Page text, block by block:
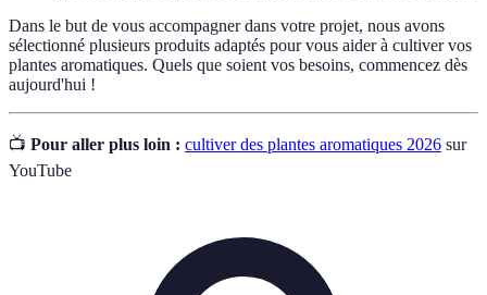
Dans le but de vous accompagner dans votre projet, nous avons
sélectionné plusieurs produits adaptés pour vous aider à cultiver vos
plantes aromatiques. Quels que soient vos besoins, commencez dès
aujourd'hui !
📺 Pour aller plus loin : cultiver des plantes aromatiques 2026 sur
YouTube